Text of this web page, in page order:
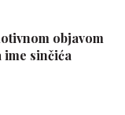
objavom
sinčića